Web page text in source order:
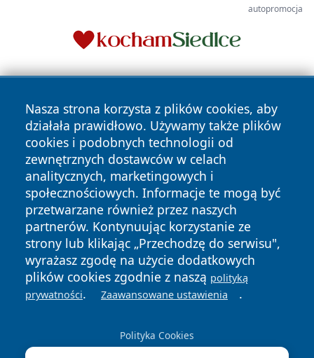
autopromocja
Nasza strona korzysta z plików cookies, aby
działała prawidłowo. Używamy także plików
cookies i podobnych technologii od
zewnętrznych dostawców w celach
analitycznych, marketingowych i
społecznościowych. Informacje te mogą być
przetwarzane również przez naszych
partnerów. Kontynuując korzystanie ze
strony lub klikając „Przechodzę do serwisu",
wyrażasz zgodę na użycie dodatkowych
plików cookies zgodnie z naszą polityką
prywatności. Zaawansowane ustawienia .
Polityka Cookies
Copyright © 2026 echobialystok.pl Wszystkie prawa
zastrzeżone.
News Autorzy
Polityka
Prywatności
Polityka
Cookies